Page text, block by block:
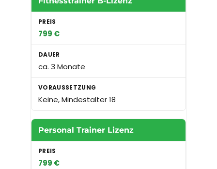
799 €
ca. 3 Monate
Keine, Mindestalter 18
Personal Trainer Lizenz
799 €